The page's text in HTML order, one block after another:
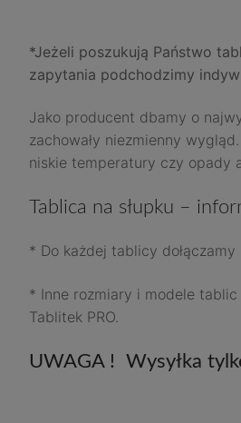
*Jeżeli poszukują Państwo
zapytania podchodzimy
Jako producent dbamy o
zachowały niezmienny
niskie temperatury czy opady
Tablica na słupku –
* Do każdej tablicy
* Inne rozmiary i modele
Tablitek PRO.
UWAGA ! Wysyłka